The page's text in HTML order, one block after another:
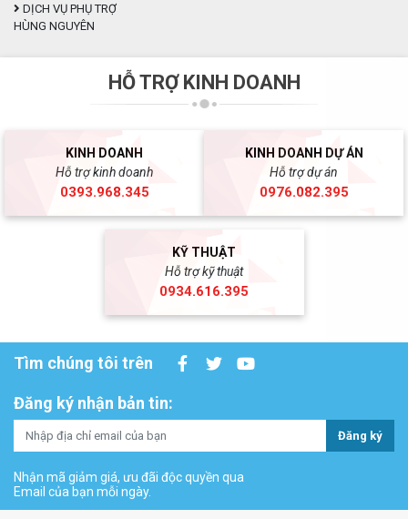
DỊCH VỤ PHỤ TRỢ
HÙNG NGUYÊN
HỖ TRỢ KINH DOANH
KINH DOANH
Hỗ trợ kinh doanh
0393.968.345
KINH DOANH DỰ ÁN
Hỗ trợ dự án
0976.082.395
KỸ THUẬT
Hỗ trợ kỹ thuật
0934.616.395
Tìm chúng tôi trên
Đăng ký nhận bản tin:
Đăng ký
Nhận mã giảm giá, ưu đãi độc quyền qua
Email của bạn mỗi ngày.